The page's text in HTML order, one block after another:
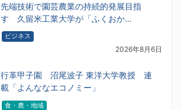
先端技術で園芸農業の持続的発展目指
す 久留米工業大学が「ふくおか…
ビジネス
2026年8月6日
行革甲子園 沼尾波子 東洋大学教授 連
載「よんななエコノミー」
食・農・地域